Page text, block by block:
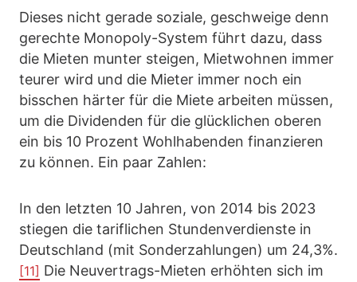
Dieses nicht gerade soziale, geschweige denn
gerechte Monopoly-System führt dazu, dass
die Mieten munter steigen, Mietwohnen immer
teurer wird und die Mieter immer noch ein
bisschen härter für die Miete arbeiten müssen,
um die Dividenden für die glücklichen oberen
ein bis 10 Prozent Wohlhabenden finanzieren
zu können. Ein paar Zahlen:
In den letzten 10 Jahren, von 2014 bis 2023
stiegen die tariflichen Stundenverdienste in
Deutschland (mit Sonderzahlungen) um 24,3%.
[11] Die Neuvertrags-Mieten erhöhten sich im